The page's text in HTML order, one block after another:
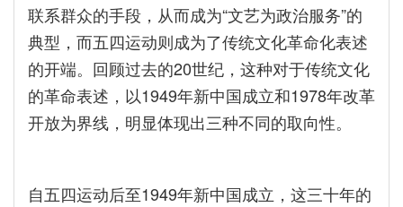
联系群众的手段，从而成为“文艺为政治服务”的
典型，而五四运动则成为了传统文化革命化表述
的开端。回顾过去的20世纪，这种对于传统文化
的革命表述，以1949年新中国成立和1978年改革
开放为界线，明显体现出三种不同的取向性。
自五四运动后至1949年新中国成立，这三十年的